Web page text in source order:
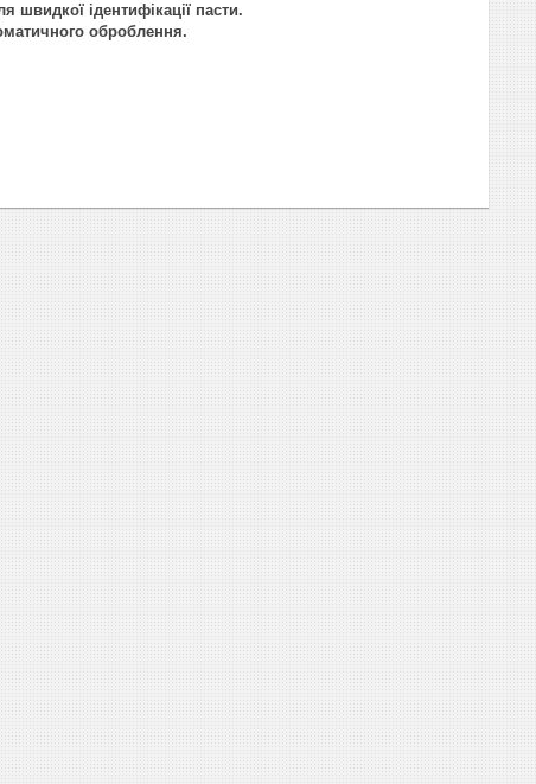
ідентифікації пасти.
оброблення.